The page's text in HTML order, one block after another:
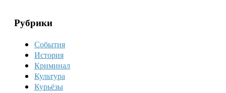
Рубрики
События
История
Криминал
Культура
Курьёзы